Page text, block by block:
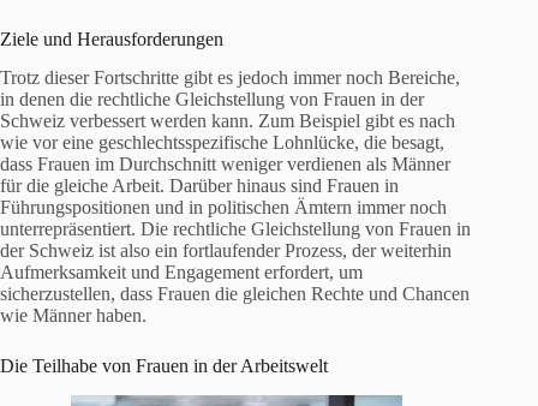
Ziele und Herausforderungen
Trotz dieser Fortschritte gibt es jedoch immer noch Bereiche,
in denen die rechtliche Gleichstellung von Frauen in der
Schweiz verbessert werden kann. Zum Beispiel gibt es nach
wie vor eine geschlechtsspezifische Lohnlücke, die besagt,
dass Frauen im Durchschnitt weniger verdienen als Männer
für die gleiche Arbeit. Darüber hinaus sind Frauen in
Führungspositionen und in politischen Ämtern immer noch
unterrepräsentiert. Die rechtliche Gleichstellung von Frauen in
der Schweiz ist also ein fortlaufender Prozess, der weiterhin
Aufmerksamkeit und Engagement erfordert, um
sicherzustellen, dass Frauen die gleichen Rechte und Chancen
wie Männer haben.
Die Teilhabe von Frauen in der Arbeitswelt